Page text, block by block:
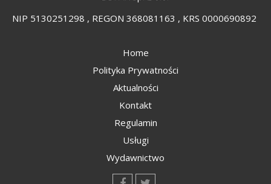
NIP 5130251298 , REGON 368081163 , KRS 0000690892
Home
Polityka Prywatności
Aktualności
Kontakt
Regulamin
Usługi
Wydawnictwo